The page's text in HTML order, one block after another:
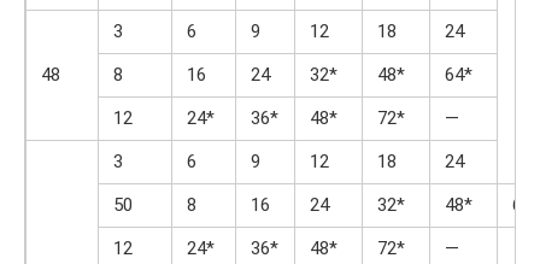
48
3 6 9 12 18
24
8
16 24 32* 48*
64*
12
24* 36* 48* 72*
—
3
6 9 12 18
24
50
8 16 24 32* 48*
64*
12
24* 36* 48* 72* —